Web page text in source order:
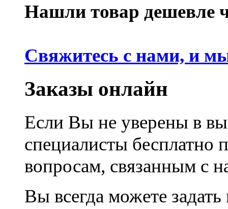
Нашли товар дешевле
Свяжитесь с нами, и
Заказы онлайн
Если Вы не уверены в
специалисты
вопросам, связанным с
Вы всегда можете